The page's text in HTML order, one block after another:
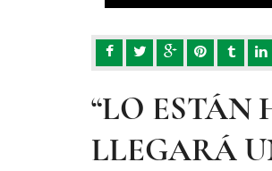
“LO ESTÁN
LLEGARÁ